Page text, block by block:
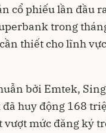
cổ phiếu lần đầu
trong
thiết cho lĩnh
bởi Emtek,
huy động 168
vượt mức đăng ký